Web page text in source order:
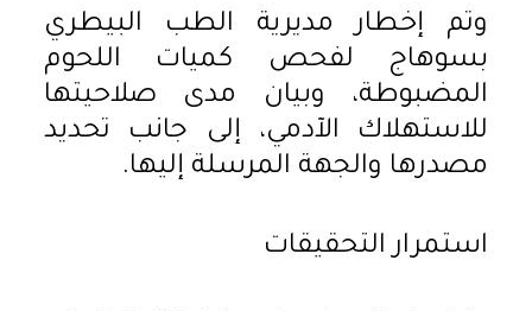
وتم إخطار مديرية الطب البيطري
بسوهاج لفحص كميات اللحوم
المضبوطة، وبيان مدى صلاحيتها
للاستهلاك الآدمي، إلى جانب تحديد
مصدرها والجهة المرسلة إليها.
استمرار التحقيقات